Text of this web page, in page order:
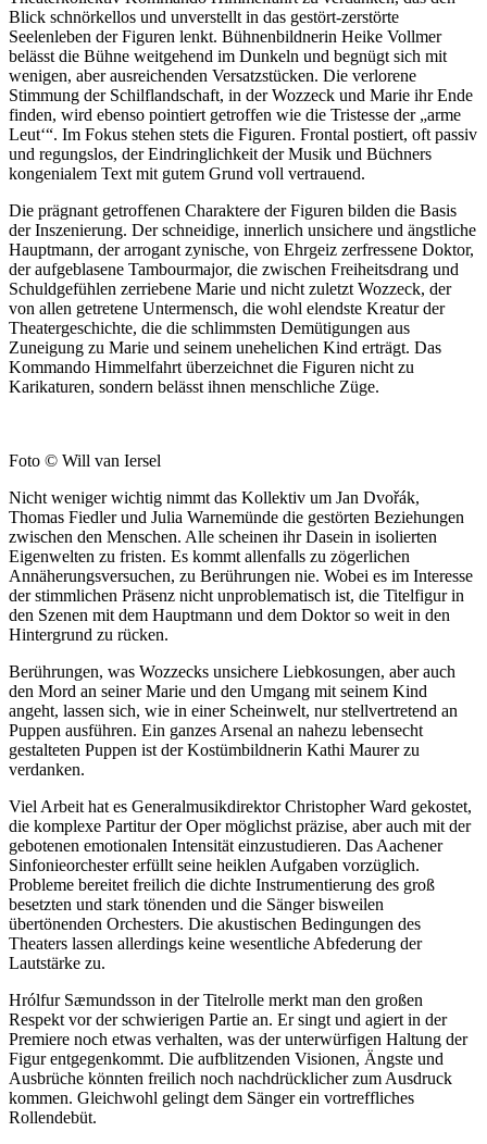
Blick schnörkellos und unverstellt in das gestört-zerstörte
Seelenleben der Figuren lenkt. Bühnenbildnerin Heike Vollmer
belässt die Bühne weitgehend im Dunkeln und begnügt sich mit
wenigen, aber ausreichenden Versatzstücken. Die verlorene
Stimmung der Schilflandschaft, in der Wozzeck und Marie ihr Ende
finden, wird ebenso pointiert getroffen wie die Tristesse der „arme
Leut‘“. Im Fokus stehen stets die Figuren. Frontal postiert, oft passiv
und regungslos, der Eindringlichkeit der Musik und Büchners
kongenialem Text mit gutem Grund voll vertrauend.
Die prägnant getroffenen Charaktere der Figuren bilden die Basis
der Inszenierung. Der schneidige, innerlich unsichere und ängstliche
Hauptmann, der arrogant zynische, von Ehrgeiz zerfressene Doktor,
der aufgeblasene Tambourmajor, die zwischen Freiheitsdrang und
Schuldgefühlen zerriebene Marie und nicht zuletzt Wozzeck, der
von allen getretene Untermensch, die wohl elendste Kreatur der
Theatergeschichte, die die schlimmsten Demütigungen aus
Zuneigung zu Marie und seinem unehelichen Kind erträgt. Das
Kommando Himmelfahrt überzeichnet die Figuren nicht zu
Karikaturen, sondern belässt ihnen menschliche Züge.
Foto © Will van Iersel
Nicht weniger wichtig nimmt das Kollektiv um Jan Dvořák,
Thomas Fiedler und Julia Warnemünde die gestörten Beziehungen
zwischen den Menschen. Alle scheinen ihr Dasein in isolierten
Eigenwelten zu fristen. Es kommt allenfalls zu zögerlichen
Annäherungsversuchen, zu Berührungen nie. Wobei es im Interesse
der stimmlichen Präsenz nicht unproblematisch ist, die Titelfigur in
den Szenen mit dem Hauptmann und dem Doktor so weit in den
Hintergrund zu rücken.
Berührungen, was Wozzecks unsichere Liebkosungen, aber auch
den Mord an seiner Marie und den Umgang mit seinem Kind
angeht, lassen sich, wie in einer Scheinwelt, nur stellvertretend an
Puppen ausführen. Ein ganzes Arsenal an nahezu lebensecht
gestalteten Puppen ist der Kostümbildnerin Kathi Maurer zu
verdanken.
Viel Arbeit hat es Generalmusikdirektor Christopher Ward gekostet,
die komplexe Partitur der Oper möglichst präzise, aber auch mit der
gebotenen emotionalen Intensität einzustudieren. Das Aachener
Sinfonieorchester erfüllt seine heiklen Aufgaben vorzüglich.
Probleme bereitet freilich die dichte Instrumentierung des groß
besetzten und stark tönenden und die Sänger bisweilen
übertönenden Orchesters. Die akustischen Bedingungen des
Theaters lassen allerdings keine wesentliche Abfederung der
Lautstärke zu.
Hrólfur Sæmundsson in der Titelrolle merkt man den großen
Respekt vor der schwierigen Partie an. Er singt und agiert in der
Premiere noch etwas verhalten, was der unterwürfigen Haltung der
Figur entgegenkommt. Die aufblitzenden Visionen, Ängste und
Ausbrüche könnten freilich noch nachdrücklicher zum Ausdruck
kommen. Gleichwohl gelingt dem Sänger ein vortreffliches
Rollendebüt.